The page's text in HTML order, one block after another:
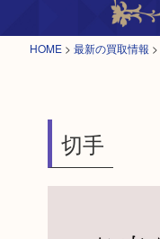
HOME > 最新の買取情報 >
切手